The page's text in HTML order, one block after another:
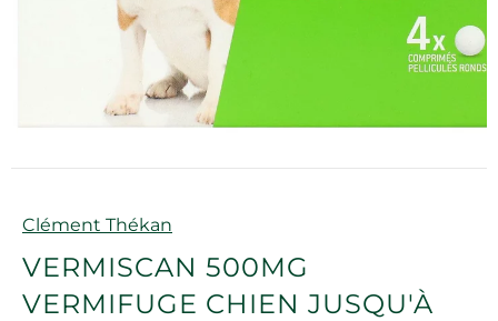
Marque
Clément Thékan
VERMISCAN 500MG
VERMIFUGE CHIEN JUSQU'À